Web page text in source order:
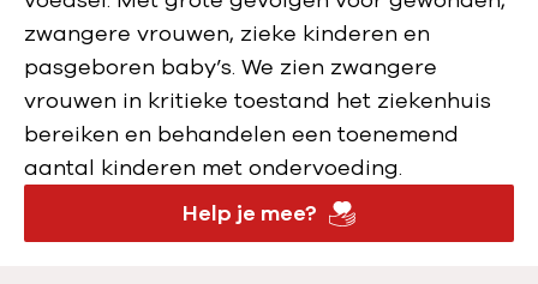
a
g
e
zwangere vrouwen, zieke kinderen en
pasgeboren baby’s. We zien zwangere
vrouwen in kritieke toestand het ziekenhuis
bereiken en behandelen een toenemend
aantal kinderen met ondervoeding.
Help je mee?